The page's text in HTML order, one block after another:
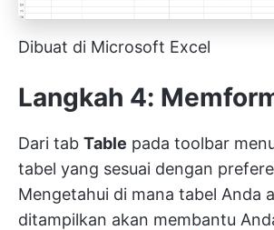
Dibuat di Microsoft Excel
Langkah 4:
Dari tab Table pada toolbar
tabel yang sesuai dengan
Mengetahui di mana tabel Anda
ditampilkan akan membantu